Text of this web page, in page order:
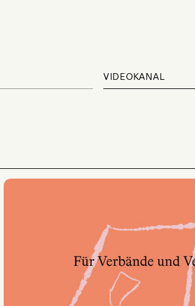
VIDEOKANAL